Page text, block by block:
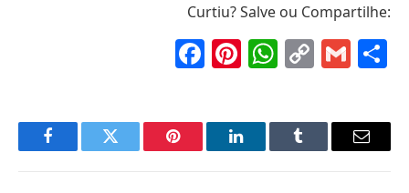
Curtiu? Salve ou Compartilhe:
Facebook
Pinterest
Copy
FacebookTwitter Pinterest LinkedInTumblr Email